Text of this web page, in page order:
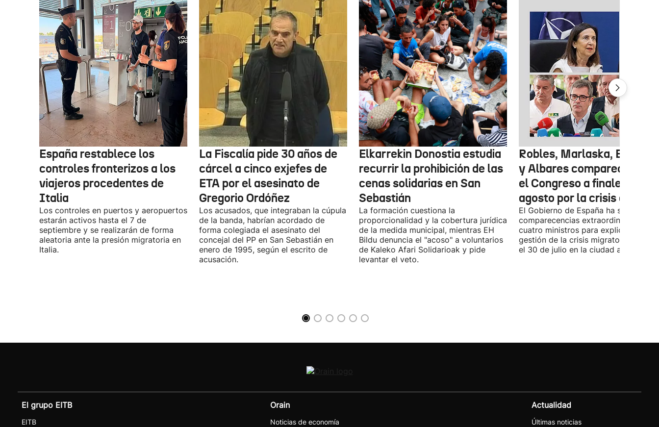
España restablece los
controles fronterizos a los
viajeros procedentes de
Italia
Los controles en puertos y aeropuertos
estarán activos hasta el 7 de
septiembre y se realizarán de forma
aleatoria ante la presión migratoria en
Italia.
La Fiscalía pide 30 años de
cárcel a cinco exjefes de
ETA por el asesinato de
Gregorio Ordóñez
Los acusados, que integraban la cúpula
de la banda, habrían acordado de
forma colegiada el asesinato del
concejal del PP en San Sebastián en
enero de 1995, según el escrito de
acusación.
Elkarrekin Donostia estudia
recurrir la prohibición de las
cenas solidarias en San
Sebastián
La formación cuestiona la
proporcionalidad y la cobertura jurídica
de la medida municipal, mientras EH
Bildu denuncia el "acoso" a voluntarios
de Kaleko Afari Solidarioak y pide
levantar el veto.
Robles, Marlaska, Bolaños
y Albares comparecerán
el Congreso a finales de
agosto por la crisis de
El Gobierno de España ha solicitado
comparecencias extraordinarias de
cuatro ministros para explicar la
gestión de la crisis migratoria
el 30 de julio en la ciudad autónoma.
El grupo EITB
EITB
Orain
Noticias de economía
Actualidad
Últimas noticias